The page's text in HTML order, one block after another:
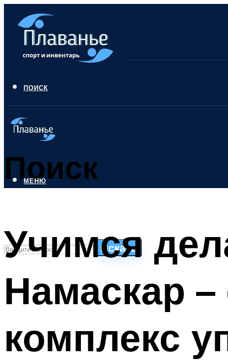
ПОИСК
Поиск
Искать
ПЛАВАНЬЕ ДЛЯ ДЕТЕЙ
ПЛАВАНЬЕ ДЛЯ ПОХУДЕНИЯ
ОЧИСТКА БАССЕЙНОВ
МЕНЮ
Учимся
Намаскар
комплекс